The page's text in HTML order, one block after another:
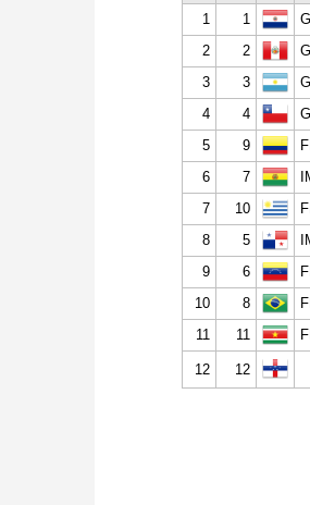
1
1
2
2
3
3
4
4
5
9
6
7
7
10
8
5
9
6
10
8
11
11
12 12